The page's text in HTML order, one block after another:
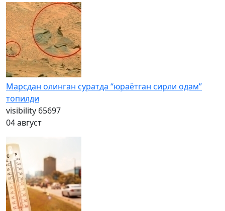
Марсдан олинган суратда “юраётган сирли одам”
топилди
visibility 65697
04 август